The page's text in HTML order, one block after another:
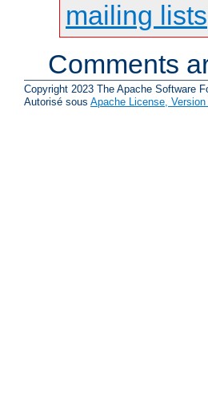
mailing lists
Comments
Copyright 2023 The Apache Software
Autorisé sous Apache License, Version